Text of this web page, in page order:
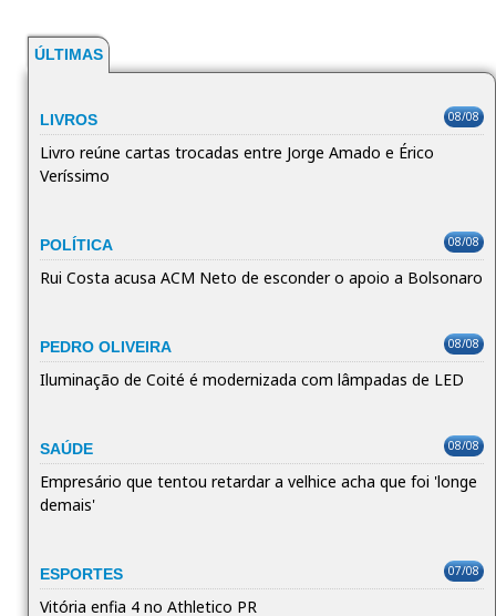
ÚLTIMAS
LIVROS 08/08
Livro reúne cartas trocadas entre Jorge Amado e Érico
Veríssimo
POLÍTICA 08/08
Rui Costa acusa ACM Neto de esconder o apoio a Bolsonaro
PEDRO OLIVEIRA 08/08
Iluminação de Coité é modernizada com lâmpadas de LED
SAÚDE 08/08
Empresário que tentou retardar a velhice acha que foi 'longe
demais'
ESPORTES 07/08
Vitória enfia 4 no Athletico PR